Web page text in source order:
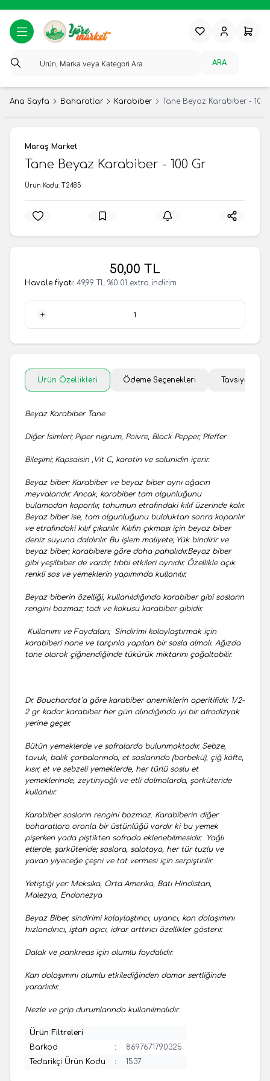
ARA
FavorilerimHesabım
Ana Sayfa Baharatlar Karabiber Tane Beyaz Karabiber - 100
Maraş Market
Tane Beyaz Karabiber - 100 Gr
Ürün Kodu: T2485
50,00 TL
Havale fiyatı: 49,99 TL %0.01 extra indirim
Ürün Özellikleri Ödeme Seçenekleri Tavsiye Et
Beyaz Karabiber Tane
Diğer İsimleri; Piper nigrum, Poivre, Black Pepper, Pfeffer
Bileşimi; Kapsaisin ,Vit C, karotin ve salunidin içerir.
Beyaz biber: Karabiber ve beyaz biber aynı ağacın
meyvalarıdır. Ancak, karabiber tam olgunluğunu
bulamadan koparılır, tohumun etrafındaki kılıf üzerinde kalır.
Beyaz biber ise, tam olgunluğunu bulduktan sonra koparılır
ve etrafındaki kılıf çıkarılır. Kılıfın çıkması için beyaz biber
deniz suyuna daldırılır. Bu işlem maliyete; Yük bindirir ve
beyaz biber; karabibere göre daha pahalıdır.Beyaz biber
gibi yeşilbiber de vardır, tıbbi etkileri aynıdır. Özellikle açık
renkli sos ve yemeklerin yapımında kullanılır.
Beyaz biberin özelliği, kullanıldığında karabiber gibi sosların
rengini bozmaz; tadı ve kokusu karabiber gibidir.
Kullanımı ve Faydaları; Sindirimi kolaylaştırmak için
karabiberi nane ve tarçınla yapılan bir sosla almalı. Ağızda
tane olarak çiğnendiğinde tükürük miktarını çoğaltabilir.
Dr. Bouchardat`a göre karabiber anemiklerin aperitifidir. 1/2-
2 gr. kadar karabiber her gün alındığında iyi bir afrodizyak
yerine geçer.
Bütün yemeklerde ve sofralarda bulunmaktadır. Sebze,
tavuk, balık çorbalarında, et soslarında (barbekü), çiğ köfte,
kısır, et ve sebzeli yemeklerde, her türlü soslu et
yemeklerinde, zeytinyağlı ve etli dolmalarda, şarküteride
kullanılır.
Karabiber sosların rengini bozmaz. Karabiberin diğer
baharatlara oranla bir üstünlüğü vardır ki bu yemek
pişerken yada piştikten sofrada eklenebilmesidir. Yağlı
etlerde, şarküteride; soslara, salataya, her tür tuzlu ve
yavan yiyeceğe çeşni ve tat vermesi için serpiştirilir.
Yetiştiği yer: Meksika, Orta Amerika, Batı Hindistan,
Malezya, Endonezya
Beyaz Biber, sindirimi kolaylaştırıcı, uyarıcı, kan dolaşımını
hızlandırıcı, iştah açıcı, idrar arttırıcı özellikler gösterir.
Dalak ve pankreas için olumlu faydalıdır.
Kan dolaşımını olumlu etkilediğinden damar sertliğinde
yararlıdır.
Nezle ve grip durumlarında kullanılmalıdır.
Ürün Filtreleri
Barkod
:
8697671790325
Tedarikçi Ürün Kodu
: 1537